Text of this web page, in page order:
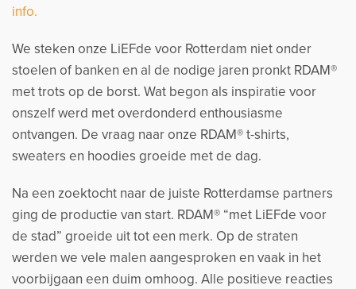
info.
We steken onze LiEFde voor Rotterdam niet onder
stoelen of banken en al de nodige jaren pronkt RDAM®
met trots op de borst. Wat begon als inspiratie voor
onszelf werd met overdonderd enthousiasme
ontvangen. De vraag naar onze RDAM® t-shirts,
sweaters en hoodies groeide met de dag.
Na een zoektocht naar de juiste Rotterdamse partners
ging de productie van start. RDAM® “met LiEFde voor
de stad” groeide uit tot een merk. Op de straten
werden we vele malen aangesproken en vaak in het
voorbijgaan een duim omhoog. Alle positieve reacties